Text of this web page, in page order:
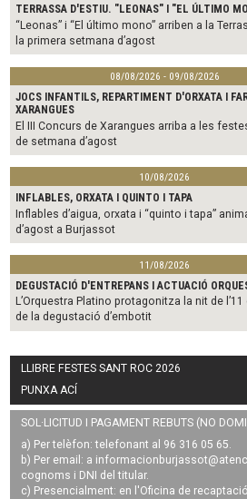
TERRASSA D'ESTIU. "LEONAS" I "EL ÚLTIMO
“Leonas” i “El último mono” arriben a la
la primera setmana d’agost
08/08/2026 - 09/08/2026
JOCS INFANTILS, REPARTIMENT D'ORXATA I
XARANGUES
El III Concurs de Xarangues arriba a les
de setmana d’agost
10/08/2026
INFLABLES, ORXATA I QUINTO I TAPA
Inflables d’aigua, orxata i “quinto i tapa”
d’agost a Burjassot
11/08/2026
DEGUSTACIÓ D'ENTREPANS I ACTUACIÓ
L’Orquestra Platino protagonitza la nit de
de la degustació d’embotit
LLIBRE FESTES SANT ROC 2026
PUNXA ACÍ
SOL·LICITUD I PAGAMENT REBUTS (NO
a) Per telèfon: telefonant al 96 316 05 65.
b) Per email: a
cognoms i DNI del titular.
c) Presencialment: en l'Oficina de